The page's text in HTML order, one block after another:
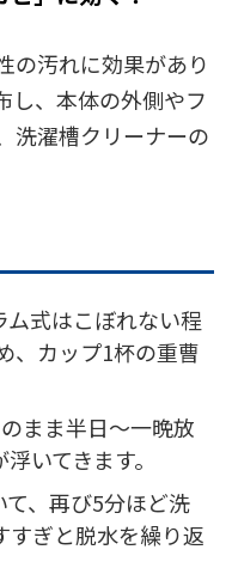
の汚れに効果があり
し、本体の外側やフ
洗濯槽クリーナーの
式はこぼれない程
、カップ1杯の重曹
まま半日～一晩放
いてきます。
、再び5分ほど洗
すぎと脱水を繰り返